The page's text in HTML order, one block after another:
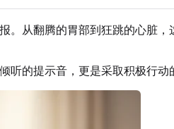
。从翻腾的胃部到狂跳的心脏
听的提示音，更是采取积极行动